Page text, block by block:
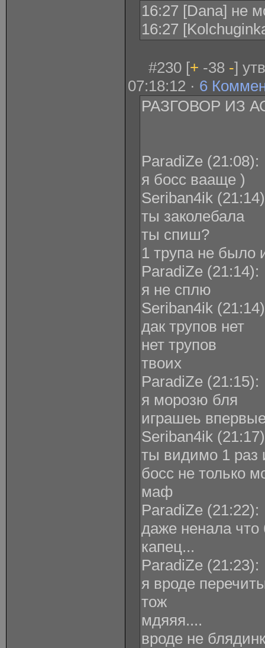
16:27 [Dana] не
16:27
#230 [+ -38 -]
07:18:12 · 6
РАЗГОВОР ИЗ
ParadiZe ‎(21:08):
я босс вааще )
Seriban4ik
ты заколебала
ты спиш?
1 трупа не было
ParadiZe ‎(21:14):
я не сплю
Seriban4ik
дак трупов нет
нет трупов
твоих
ParadiZe ‎(21:15):
я морозю бля
играшеь
Seriban4ik
ты видимо 1 раз
босс не только
маф
ParadiZe ‎(21:22):
даже ненала что
капец...
ParadiZe ‎(21:23):
я вроде
тож
мдяяя....
вроде не